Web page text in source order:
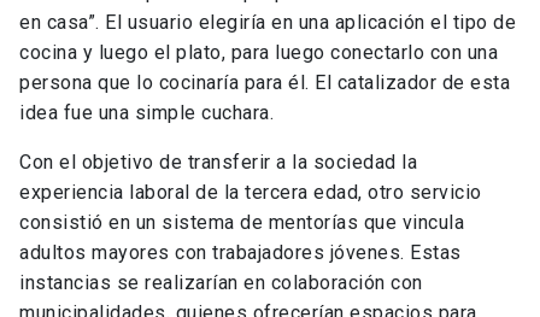
demandas de personas que prefieren la comida “hecha
en casa”. El usuario elegiría en una aplicación el tipo de
cocina y luego el plato, para luego conectarlo con una
persona que lo cocinaría para él. El catalizador de esta
Con el objetivo de transferir a la sociedad la
experiencia laboral de la tercera edad, otro servicio
consistió en un sistema de mentorías que vincula
adultos mayores con trabajadores jóvenes. Estas
instancias se realizarían en colaboración con